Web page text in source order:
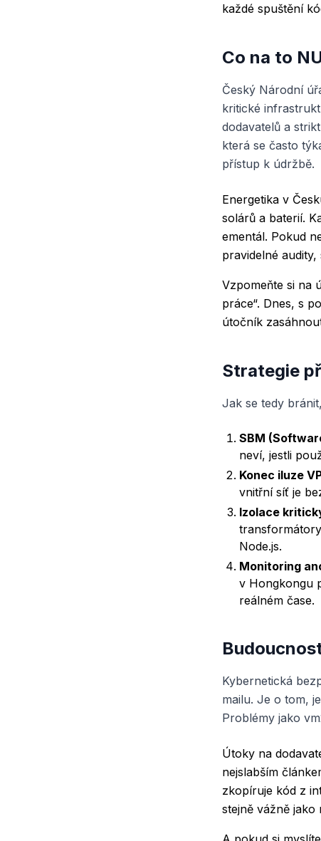
každé spuštění
Co na to
Český Národní
kritické
dodavatelů a
která se často
přístup k údržbě.
Energetika v
solárů a baterií.
ementál. Pokud
pravidelné
Vzpomeňte si na
práce“. Dnes, s
útočník
Strategie
Jak se tedy
SBM
neví, jestli
Konec iluze
vnitřní síť je
Izolace
Node.js.
Monitoring
v Hongkongu
reálném čase.
Kybernetická
mailu. Je o tom,
Problémy jako
Útoky na
nejslabším
zkopíruje kód z
stejně vážně